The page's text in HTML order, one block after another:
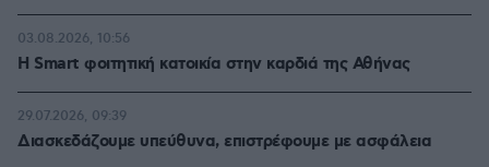
Η Smart φοιτητική κατοικία στην καρδιά της Αθήνας
03.08.2026, 10:56
Διασκεδάζουμε υπεύθυνα, επιστρέφουμε με ασφάλεια
29.07.2026, 09:39